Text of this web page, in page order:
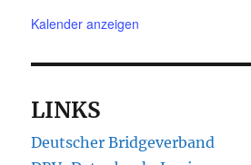
Kalender anzeigen
LINKS
Deutscher Bridgeverband